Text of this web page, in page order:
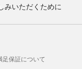
みいただくために
足保証について